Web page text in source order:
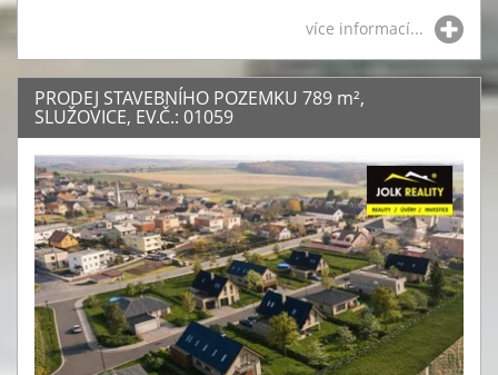
více informací...
PRODEJ STAVEBNÍHO POZEMKU 789 m²,
SLUŽOVICE, EV.Č.: 01059